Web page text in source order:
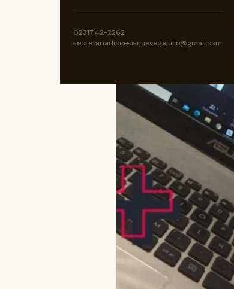
02317 42-2262
secretariadiocesisnuevedejulio@gmail.com